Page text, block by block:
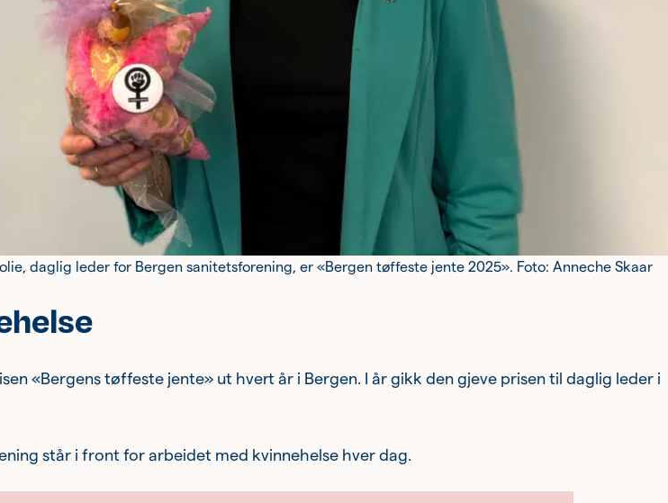
Trolie, daglig leder for Bergen sanitetsforening, er «Bergen tøffeste jente 2025». Foto: Anneche Skaar
«Bergens tøffeste jente» ut hvert år i Bergen. I år gikk den gjeve prisen til daglig leder i
står i front for arbeidet med kvinnehelse hver dag.